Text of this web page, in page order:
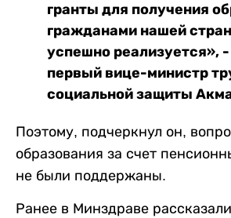
гранты для получения
гражданами нашей
успешно реализуется»,
первый вице-министр
социальной защиты
Поэтому, подчеркнул он,
образования за счет
не были поддержаны.
Ранее в Минздраве